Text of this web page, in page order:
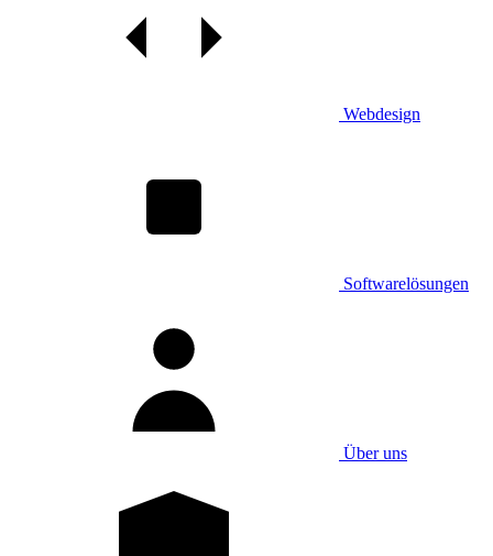
Webdesign
Softwarelösungen
Über uns